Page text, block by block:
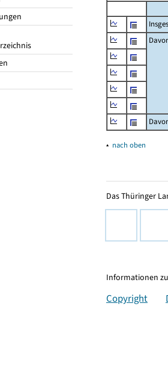
▴ nach oben
Das Thüringer
Informationen
Copyright